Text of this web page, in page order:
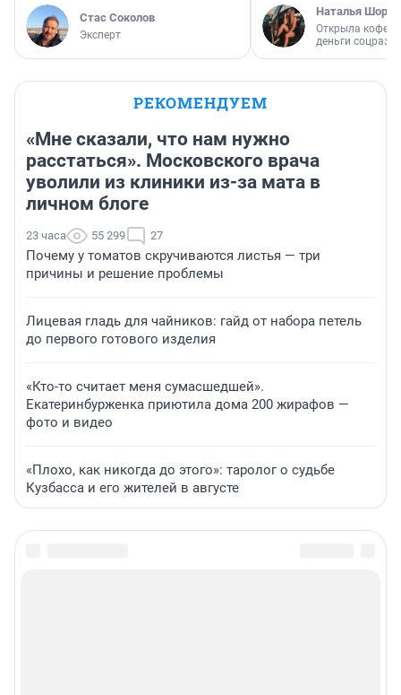
Стас Соколов
Эксперт
Наталья
Открыла
деньги
РЕКОМЕНДУЕМ
«Мне сказали, что нам нужно
расстаться». Московского врача
уволили из клиники из-за мата в
личном блоге
23 часа 55 299 27
Почему у томатов скручиваются листья — три
причины и решение проблемы
Лицевая гладь для чайников: гайд от набора петель
до первого готового изделия
«Кто-то считает меня сумасшедшей».
Екатеринбурженка приютила дома 200 жирафов —
фото и видео
«Плохо, как никогда до этого»: таролог о судьбе
Кузбасса и его жителей в августе